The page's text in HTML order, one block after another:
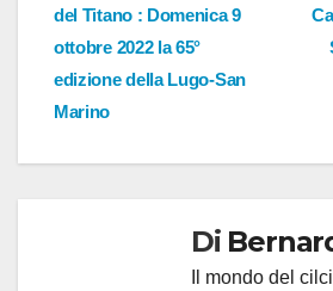
del Titano : Domenica 9
ottobre 2022 la 65°
edizione della Lugo-San
Marino
Di
Il mondo del